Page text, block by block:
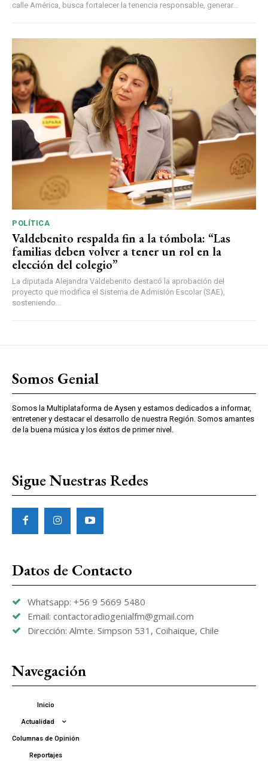
calle América, busca fortalecer la tenencia responsable, generar...
POLÍTICA
Valdebenito respalda fin a la tómbola: “Las
familias deben volver a tener un rol en la
elección del colegio”
La diputada Alejandra Valdebenito destacó la aprobación del
proyecto que modifica el Sistema de Admisión Escolar (SAE),
sosteniendo...
Somos Genial
Somos la Multiplataforma de Aysen y estamos dedicados a informar,
entretener y destacar el desarrollo de nuestra Región. Somos amantes
de la buena música y los éxitos de primer nivel.
Sigue Nuestras Redes
Datos de Contacto
Whatsapp: +56 9 5669 5480
Email: contactoradiogenialfm@gmail.com
Dirección: Almte. Simpson 531, Coihaique, Chile
Navegación
Inicio
Actualidad
Columnas de Opinión
Reportajes